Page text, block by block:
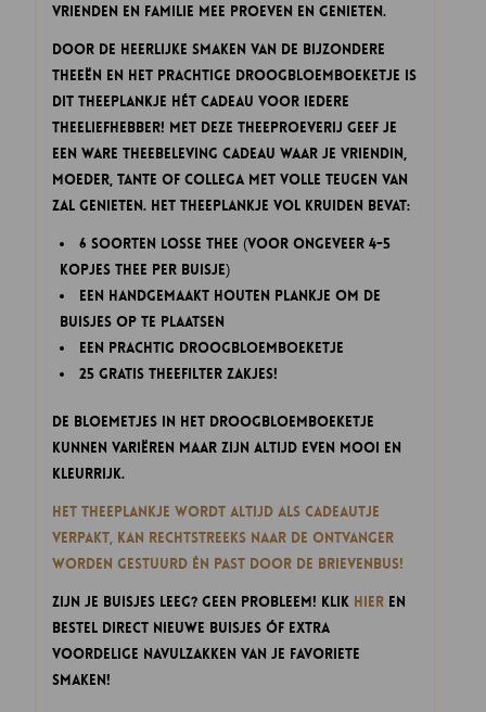
vrienden en familie mee proeven en genieten.
Door de heerlijke smaken van de bijzondere
theeën en het prachtige droogbloemboeketje is
dit Theeplankje hét cadeau voor iedere
theeliefhebber! Met deze theeproeverij geef je
een ware theebeleving cadeau waar je vriendin,
moeder, tante of collega met volle teugen van
zal genieten. Het Theeplankje Vol Kruiden bevat:
6 soorten losse thee (voor ongeveer 4-5
kopjes thee per buisje)
een handgemaakt houten plankje om de
buisjes op te plaatsen
een prachtig droogbloemboeketje
25 gratis theefilter zakjes!
De bloemetjes in het droogbloemboeketje
kunnen variëren maar zijn altijd even mooi en
kleurrijk.
Het Theeplankje wordt altijd als cadeautje
verpakt, kan rechtstreeks naar de ontvanger
worden gestuurd én past door de brievenbus!
Zijn je buisjes leeg? Geen probleem! Klik hier en
bestel direct nieuwe buisjes óf extra
voordelige navulzakken van je favoriete
smaken!